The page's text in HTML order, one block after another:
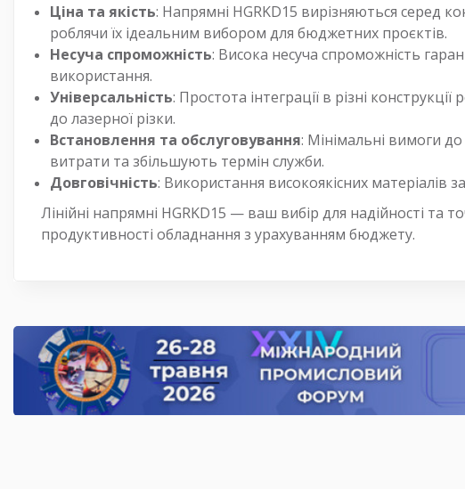
Ціна та якість: Напрямні HGRKD15 вирізняються серед
роблячи їх ідеальним вибором для бюджетних проєктів.
Несуча спроможність: Висока несуча спроможність
використання.
Універсальність: Простота інтеграції в різні
до лазерної різки.
Встановлення та обслуговування: Мінімальні вимоги
витрати та збільшують термін служби.
Довговічність: Використання високоякісних матеріалів
Лінійні напрямні HGRKD15 — ваш вибір для надійності
продуктивності обладнання з урахуванням бюджету.